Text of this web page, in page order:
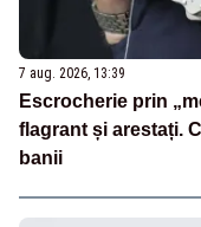
7 aug. 2026, 13:39
Escrocherie prin
flagrant și arestați.
banii